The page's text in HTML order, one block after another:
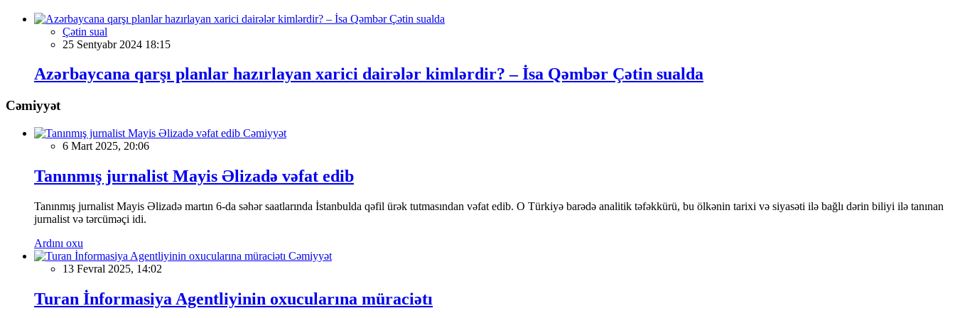
Çətin sual
25 Sentyabr 2024 18:15
Azərbaycana qarşı planlar hazırlayan xarici dairələr kimlərdir? – İsa Qəmbər Çətin sualda
Cəmiyyət
Cəmiyyət
6 Mart 2025, 20:06
Tanınmış jurnalist Mayis Əlizadə vəfat edib
Tanınmış jurnalist Mayis Əlizadə martın 6-da səhər saatlarında İstanbulda qəfil ürək tutmasından vəfat edib. O Türkiyə barədə analitik təfəkkürü, bu ölkənin tarixi və siyasəti ilə bağlı dərin biliyi ilə tanınan
jurnalist və tərcüməçi idi.
Ardını oxu
Cəmiyyət
13 Fevral 2025, 14:02
Turan İnformasiya Agentliyinin oxucularına müraciətı